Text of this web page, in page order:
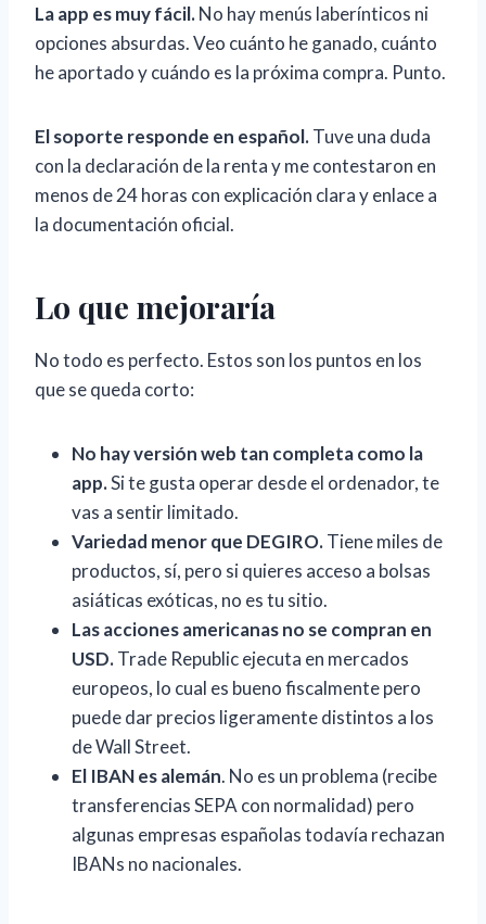
La app es muy fácil.No hay menús laberínticos ni
opciones absurdas. Veo cuánto he ganado, cuánto
he aportado y cuándo es la próxima compra. Punto.
El soporte responde en español.Tuve una duda
con la declaración de la renta y me contestaron en
menos de 24 horas con explicación clara y enlace a
la documentación oficial.
Lo que mejoraría
No todo es perfecto. Estos son los puntos en los
que se queda corto:
No hay versión web tan completa como la
app.Si te gusta operar desde el ordenador, te
vas a sentir limitado.
Variedad menor que DEGIRO.Tiene miles de
productos, sí, pero si quieres acceso a bolsas
asiáticas exóticas, no es tu sitio.
Las acciones americanas no se compran en
USD.Trade Republic ejecuta en mercados
europeos, lo cual es bueno fiscalmente pero
puede dar precios ligeramente distintos a los
de Wall Street.
El IBAN es alemán. No es un problema (recibe
transferencias SEPA con normalidad) pero
algunas empresas españolas todavía rechazan
IBANs no nacionales.